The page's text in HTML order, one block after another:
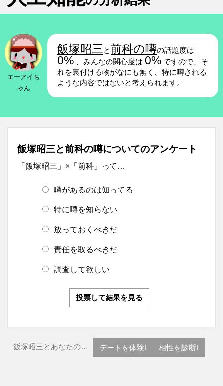
エーアイち
ゃん
飯塚昭三と前科の噂の話題度は
0% 、みんなの関心度は 0% ですので、そ
れを裏付ける物がなにも無く、特に噂される
ような内容ではないと考えられます。
飯塚昭三と前科の噂についてのアンケート
「飯塚昭三」×「前科」って…
噂があるのは知ってる
特に噂を知らない
放っておくべきだ
責任を取るべきだ
調査して欲しい
投票して結果を見る
飯塚昭三とあなたの… デートを体験! 相性を診断!